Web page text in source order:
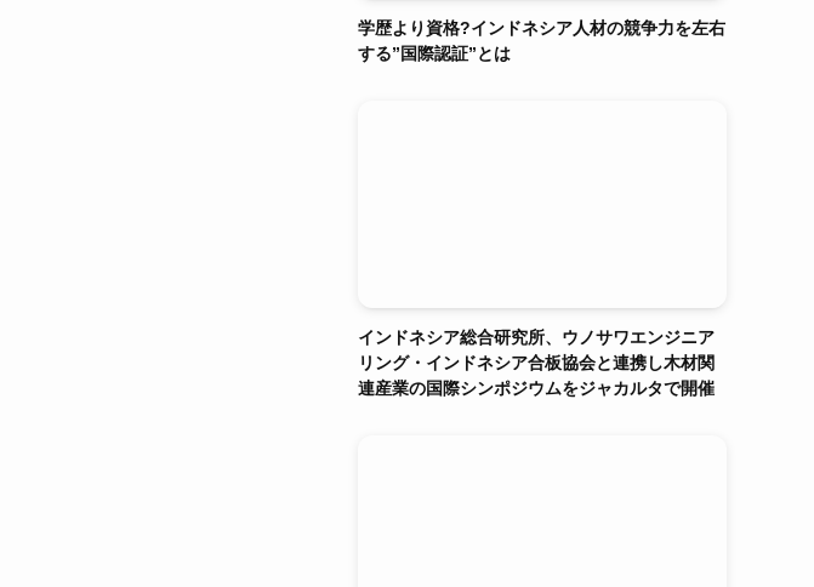
学歴より資格?インドネシア人材の競争力を左右
する”国際認証”とは
インドネシア総合研究所、ウノサワエンジニア
リング・インドネシア合板協会と連携し木材関
連産業の国際シンポジウムをジャカルタで開催